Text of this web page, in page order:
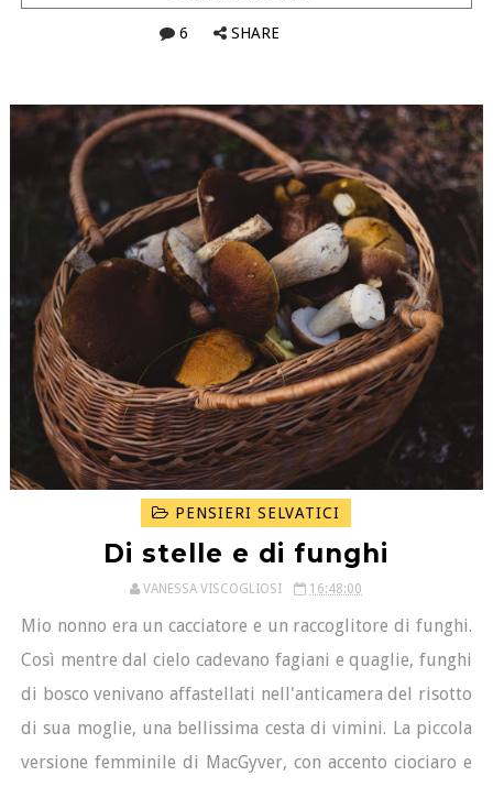
6 SHARE
PENSIERI SELVATICI
Di stelle e di funghi
VANESSA VISCOGLIOSI 16:48:00
Mio nonno era un cacciatore e un raccoglitore di funghi.
Così mentre dal cielo cadevano fagiani e quaglie, funghi
di bosco venivano affastellati nell'anticamera del risotto
di sua moglie, una bellissima cesta di vimini. La piccola
versione femminile di MacGyver, con accento ciociaro e